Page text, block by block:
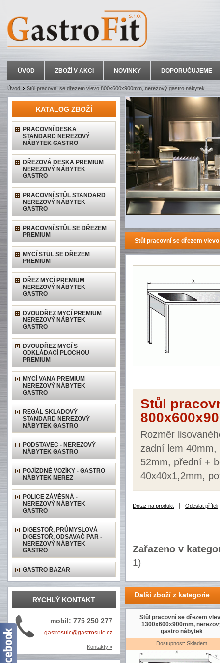
ÚVOD ZBOŽÍ V AKCI NOVINKY DOPORUČUJEME
Úvod Stůl pracovní se dřezem vlevo 800x600x900mm, nerezový gastro nábytek
KATALOG ZBOŽÍ
PRACOVNÍ DESKA
STANDARD NEREZOVÝ
NÁBYTEK GASTRO
DŘEZOVÁ DESKA PREMIUM
NEREZOVÝ NÁBYTEK
GASTRO
PRACOVNÍ STŮL STANDARD
NEREZOVÝ NÁBYTEK
GASTRO
PRACOVNÍ STŮL SE DŘEZEM
PREMIUM
MYCÍ STŮL SE DŘEZEM
PREMIUM
DŘEZ MYCÍ PREMIUM
NEREZOVÝ NÁBYTEK
GASTRO
DVOUDŘEZ MYCÍ PREMIUM
NEREZOVÝ NÁBYTEK
GASTRO
DVOUDŘEZ MYCÍ S
ODKLÁDACÍ PLOCHOU
PREMIUM
MYCÍ VANA PREMIUM
NEREZOVÝ NÁBYTEK
GASTRO
REGÁL SKLADOVÝ
STANDARD NEREZOVÝ
NÁBYTEK GASTRO
PODSTAVEC - NEREZOVÝ
NÁBYTEK GASTRO
POJÍZDNÉ VOZÍKY - GASTRO
NÁBYTEK NEREZ
POLICE ZÁVĚSNÁ -
NEREZOVÝ NÁBYTEK
GASTRO
DIGESTOŘ, PRŮMYSLOVÁ
DIGESTOŘ, ODSAVAČ PAR -
NEREZOVÝ NÁBYTEK
GASTRO
GASTRO BAZAR
RYCHLÝ KONTAKT
mobil: 775 250 277
gastrosulc@gastrosulc.cz
Kontakty »
Stůl pracovní se dřezem
Stůl
Rozměr
zadní lem
52mm, přední +
40x40x1,2mm,
Dotaz na produkt Odeslat příteli
Zařazeno v
1)
Další zboží z kategorie
Stůl pracovní se dřezem
1300x600x900mm,
gastro nábytek
Dostupnost: Skladem